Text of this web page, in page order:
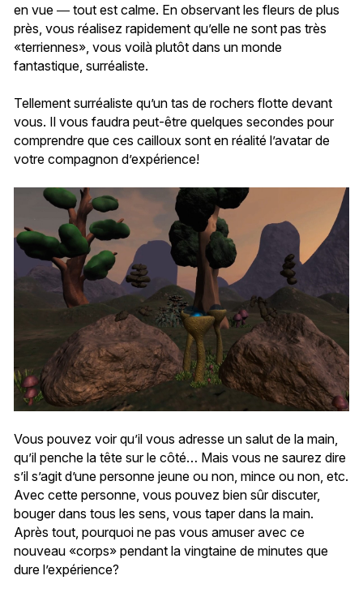
en vue ― tout est calme. En observant les fleurs de plus
près, vous réalisez rapidement qu’elle ne sont pas très
«terriennes», vous voilà plutôt dans un monde
fantastique, surréaliste.
Tellement surréaliste qu’un tas de rochers flotte devant
vous. Il vous faudra peut-être quelques secondes pour
comprendre que ces cailloux sont en réalité l’avatar de
votre compagnon d’expérience!
Vous pouvez voir qu’il vous adresse un salut de la main,
qu’il penche la tête sur le côté… Mais vous ne saurez dire
s’il s’agit d’une personne jeune ou non, mince ou non, etc.
Avec cette personne, vous pouvez bien sûr discuter,
bouger dans tous les sens, vous taper dans la main.
Après tout, pourquoi ne pas vous amuser avec ce
nouveau «corps» pendant la vingtaine de minutes que
dure l’expérience?